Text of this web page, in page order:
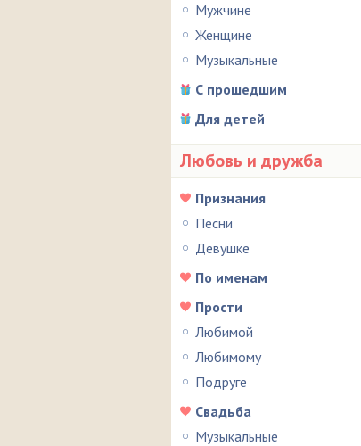
Мужчине
Женщине
Музыкальные
С прошедшим
Для детей
Любовь и дружба
Признания
Песни
Девушке
По именам
Прости
Любимой
Любимому
Подруге
Свадьба
Музыкальные